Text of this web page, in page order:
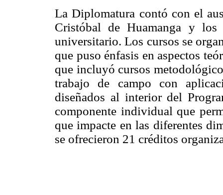
La Diplomatura contó con el
Cristóbal de Huamanga y
universitario. Los cursos se
que puso énfasis en aspectos
que incluyó cursos
trabajo de campo con
diseñados al interior del
componente individual que
que impacte en las diferentes
se ofrecieron 21 créditos